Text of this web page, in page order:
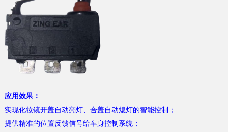
应用效果：
实现化妆镜开盖自动亮灯、合盖自动熄灯的智能控制；
提供精准的位置反馈信号给车身控制系统；